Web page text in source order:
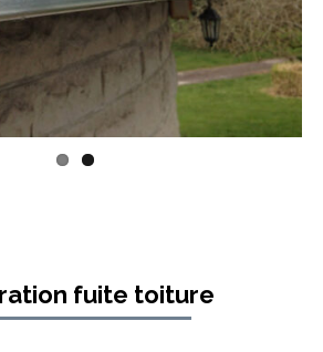
fuite toiture